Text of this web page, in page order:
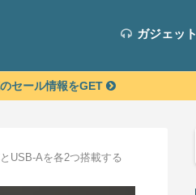
ガジェット
セール情報をGET
USB-Aを各2つ搭載する